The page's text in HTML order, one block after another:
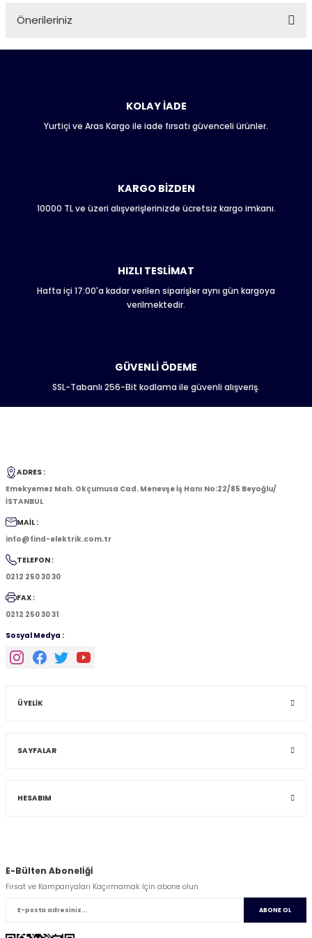
Önerileriniz
Bu ürünün fiyat bilgisi, resim, ürün açıklamalarında ve diğer
Ürün resmi kalitesiz, bozuk veya görüntülenemiyor.
Ürün fiyatı diğer sitelerden daha pahalı.
Bu ürüne benzer farklı alternatifler olmalı.
Gönder
KOLAY İADE
Yurtiçi ve Aras Kargo ile iade fırsatı güvenceli ürünler.
KARGO BİZDEN
10000 TL ve üzeri alışverişlerinizde ücretsiz kargo imkanı.
HIZLI TESLİMAT
Hafta içi 17:00'a kadar verilen siparişler aynı gün kargoya
verilmektedir.
GÜVENLİ ÖDEME
SSL-Tabanlı 256-Bit kodlama ile güvenli alışveriş.
ADRES :
Emekyemez Mah. Okçumusa Cad. Menevşe İş Hanı No:22/85 Beyoğlu/
İSTANBUL
MAİL :
info@find-elektrik.com.tr
TELEFON :
0212 250 30 30
FAX :
0212 250 30 31
Sosyal Medya :
ÜYELİK
SAYFALAR
HESABIM
E-Bülten Abonelİğİ
Fırsat ve Kampanyaları Kaçırmamak İçin abone olun
ABONE OL